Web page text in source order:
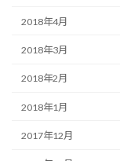
2018年4月
2018年3月
2018年2月
2018年1月
2017年12月